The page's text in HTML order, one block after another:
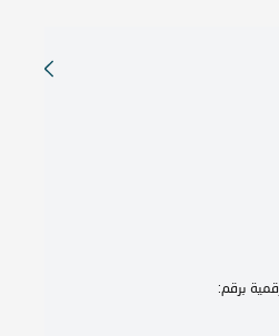
برقم: